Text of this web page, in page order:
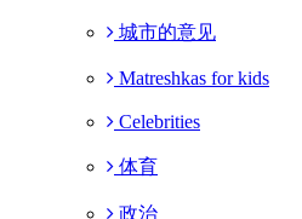
城市的意见
Matreshkas for kids
Celebrities
体育
政治